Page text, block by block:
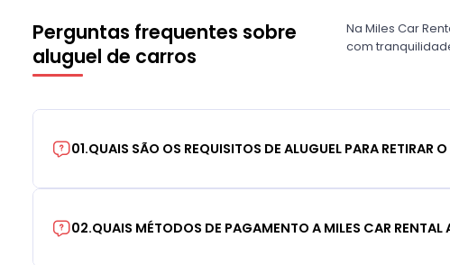
Perguntas frequentes sobre
aluguel de carros
Na Miles Car
com
01.QUAIS SÃO OS REQUISITOS DE ALUGUEL PARA RETIRAR
02.QUAIS MÉTODOS DE PAGAMENTO A MILES CAR RENTAL